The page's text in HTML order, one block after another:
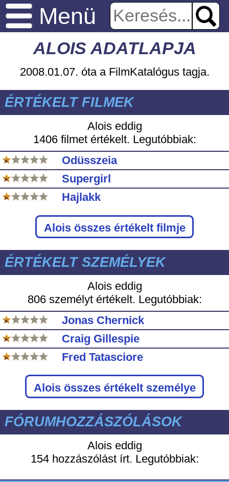
Menü
ALOIS ADATLAPJA
2008.01.07. óta a FilmKatalógus tagja.
ÉRTÉKELT FILMEK
Alois eddig
1406 filmet értékelt. Legutóbbiak:
Odüsszeia
Supergirl
Hajlakk
Alois összes értékelt filmje
ÉRTÉKELT SZEMÉLYEK
Alois eddig
806 személyt értékelt. Legutóbbiak:
Jonas Chernick
Craig Gillespie
Fred Tatasciore
Alois összes értékelt személye
FÓRUMHOZZÁSZÓLÁSOK
Alois eddig
154 hozzászólást írt. Legutóbbiak: